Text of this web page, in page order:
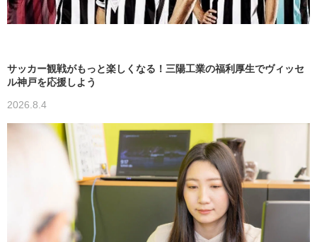
サッカー観戦がもっと楽しくなる！三陽工業の福利厚生でヴィッセ
ル神戸を応援しよう
2026.8.4